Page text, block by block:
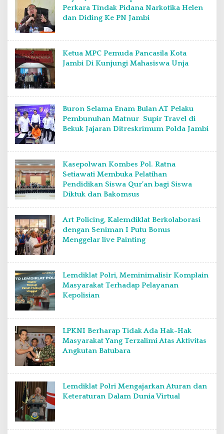
Perkara Tindak Pidana Narkotika Helen
dan Diding Ke PN Jambi
Ketua MPC Pemuda Pancasila Kota
Jambi Di Kunjungi Mahasiswa Unja
Buron Selama Enam Bulan AT Pelaku
Pembunuhan Matnur Supir Travel di
Bekuk Jajaran Ditreskrimum Polda Jambi
Kasepolwan Kombes Pol. Ratna
Setiawati Membuka Pelatihan
Pendidikan Siswa Qur’an bagi Siswa
Diktuk dan Bakomsus
Art Policing, Kalemdiklat Berkolaborasi
dengan Seniman I Putu Bonus
Menggelar live Painting
Lemdiklat Polri, Meminimalisir Komplain
Masyarakat Terhadap Pelayanan
Kepolisian
LPKNI Berharap Tidak Ada Hak-Hak
Masyarakat Yang Terzalimi Atas Aktivitas
Angkutan Batubara
Lemdiklat Polri Mengajarkan Aturan dan
Keteraturan Dalam Dunia Virtual